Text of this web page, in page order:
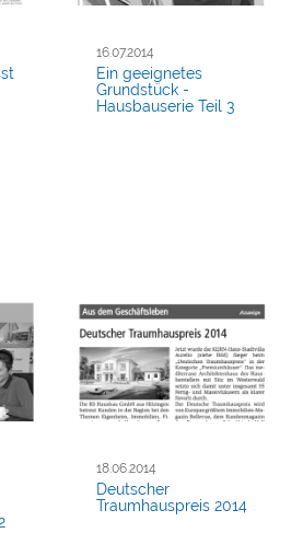
16.07.2014
Ein geeignetes
Grundstück -
Hausbauserie Teil 3
18.06.2014
Deutscher
Traumhauspreis 2014